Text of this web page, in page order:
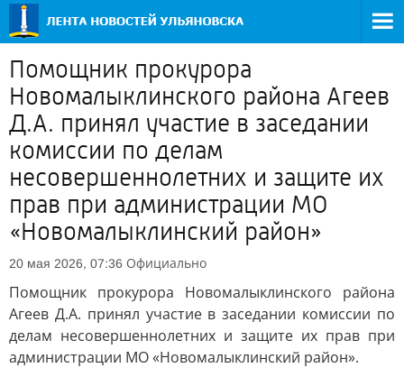
Помощник прокурора
Новомалыклинского района Агеев
Д.А. принял участие в заседании
комиссии по делам
несовершеннолетних и защите их
прав при администрации МО
«Новомалыклинский район»
20 мая 2026, 07:36 Официально
Помощник прокурора Новомалыклинского района
Агеев Д.А. принял участие в заседании комиссии по
делам несовершеннолетних и защите их прав при
администрации МО «Новомалыклинский район».